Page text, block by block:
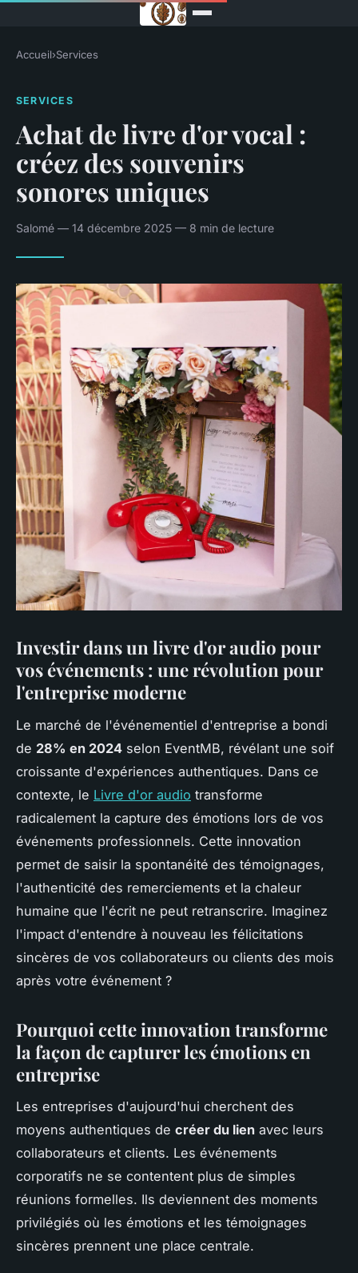
Accueil›Services
SERVICES
Achat de livre d'or vocal :
créez des souvenirs
sonores uniques
Salomé — 14 décembre 2025 — 8 min de lecture
Investir dans un livre d'or audio pour
vos événements : une révolution pour
l'entreprise moderne
Le marché de l'événementiel d'entreprise a bondi
de 28% en 2024 selon EventMB, révélant une soif
croissante d'expériences authentiques. Dans ce
contexte, le Livre d'or audio transforme
radicalement la capture des émotions lors de vos
événements professionnels. Cette innovation
permet de saisir la spontanéité des témoignages,
l'authenticité des remerciements et la chaleur
humaine que l'écrit ne peut retranscrire. Imaginez
l'impact d'entendre à nouveau les félicitations
sincères de vos collaborateurs ou clients des mois
après votre événement ?
Pourquoi cette innovation transforme
la façon de capturer les émotions en
entreprise
Les entreprises d'aujourd'hui cherchent des
moyens authentiques de créer du lien avec leurs
collaborateurs et clients. Les événements
corporatifs ne se contentent plus de simples
réunions formelles. Ils deviennent des moments
privilégiés où les émotions et les témoignages
sincères prennent une place centrale.